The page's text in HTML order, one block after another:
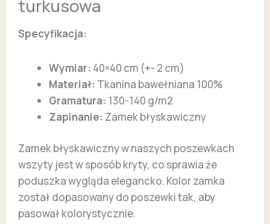
turkusowa
Specyfikacja:
Wymiar: 40×40 cm (+- 2 cm)
Materiał: Tkanina bawełniana 100%
Gramatura: 130-140 g/m2
Zapinanie: Zamek błyskawiczny
Zamek błyskawiczny w naszych poszewkach
wszyty jest w sposób kryty, co sprawia że
poduszka wygląda elegancko. Kolor zamka
został dopasowany do poszewki tak, aby
pasował kolorystycznie.